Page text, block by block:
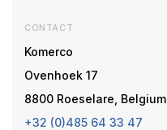
CONTACT
Komerco
Ovenhoek 17
8800 Roeselare, Belgium
+32 (0)485 64 33 47